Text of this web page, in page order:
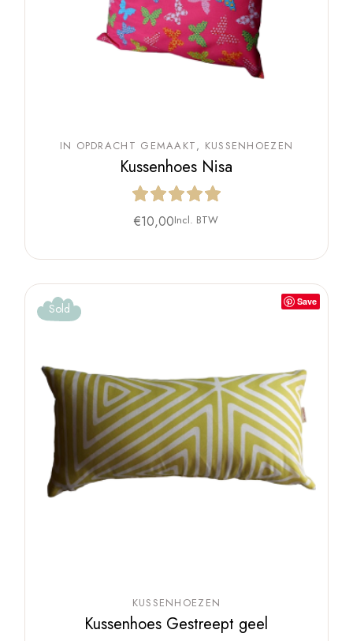
IN OPDRACHT GEMAAKT KUSSENHOEZEN
Kussenhoes Nisa
€10,00Incl. BTW
Save
Sold
KUSSENHOEZEN
Kussenhoes Gestreept geel